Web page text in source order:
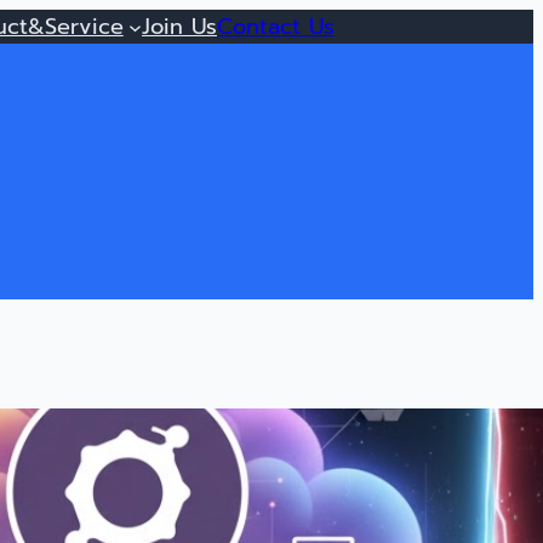
Join UsContact Us